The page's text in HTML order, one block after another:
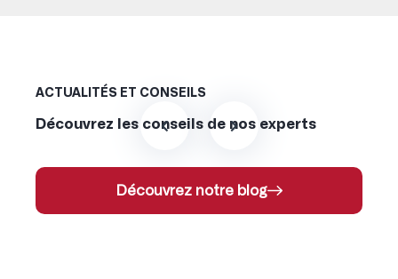
ACTUALITÉS ET CONSEILS
Découvrez les conseils de nos experts
Découvrez notre blog